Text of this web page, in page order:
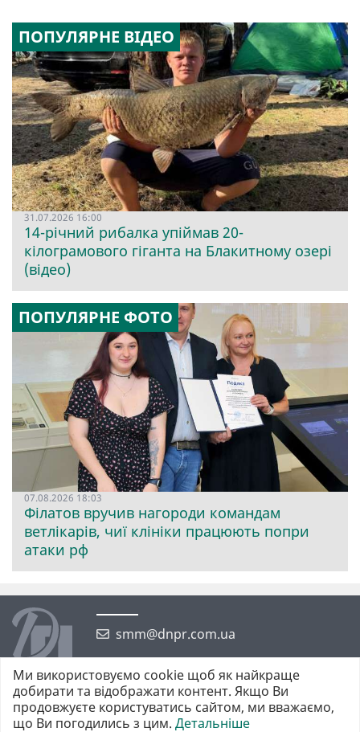
ПОПУЛЯРНЕ ВІДЕО
31.07.2026 16:00
14-річний рибалка упіймав 20-
кілограмового гіганта на Блакитному озері
(відео)
ПОПУЛЯРНЕ ФОТО
07.08.2026 18:03
Філатов вручив нагороди командам
ветлікарів, чиї клініки працюють попри
атаки рф
smm@dnpr.com.ua
Ми використовуємо cookie щоб як найкраще
добирати та відображати контент. Якщо Ви
продовжуєте користуватись сайтом, ми вважаємо,
що Ви погодились з цим. Детальніше